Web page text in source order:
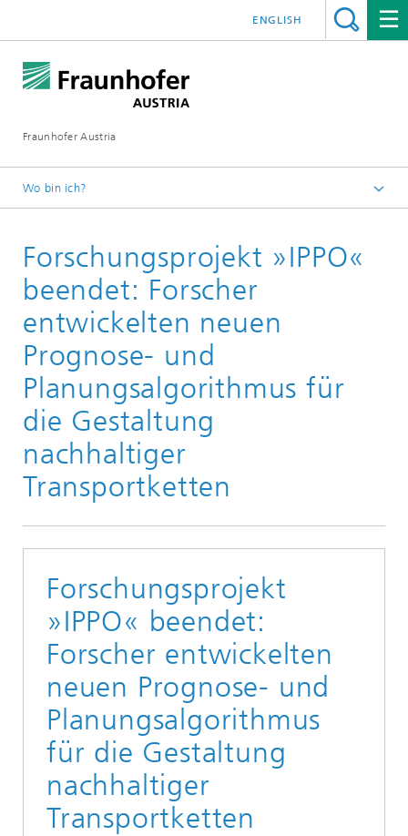
Fraunhofer Austria
ENGLISH
Wo bin ich?
Presse
Pressearchiv
Forschungsprojekt »IPPO«
beendet: Forscher
entwickelten neuen
Prognose- und
Planungsalgorithmus für
die Gestaltung
nachhaltiger
Transportketten
Forschungsprojekt
»IPPO« beendet:
Forscher entwickelten
neuen Prognose- und
Planungsalgorithmus
für die Gestaltung
nachhaltiger
Transportketten